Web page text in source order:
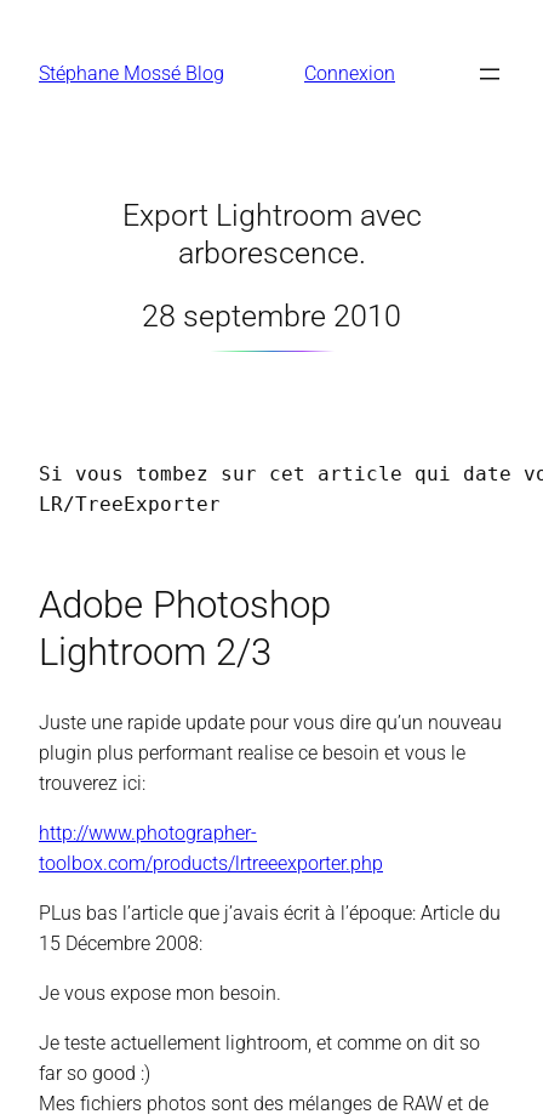
contenu
Stéphane Mossé Blog Connexion
Export Lightroom avec
arborescence.
28 septembre 2010
Si vous tombez sur cet article qui date
LR/TreeExporter
Adobe Photoshop
Lightroom 2/3
Juste une rapide update pour vous dire qu’un nouveau
plugin plus performant realise ce besoin et vous le
trouverez ici:
http://www.photographer-
toolbox.com/products/lrtreeexporter.php
PLus bas l’article que j’avais écrit à l’époque: Article du
15 Décembre 2008:
Je vous expose mon besoin.
Je teste actuellement lightroom, et comme on dit so
far so good :)
Mes fichiers photos sont des mélanges de RAW et de